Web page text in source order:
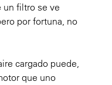
un filtro se ve
por fortuna, no
cargado puede,
que uno